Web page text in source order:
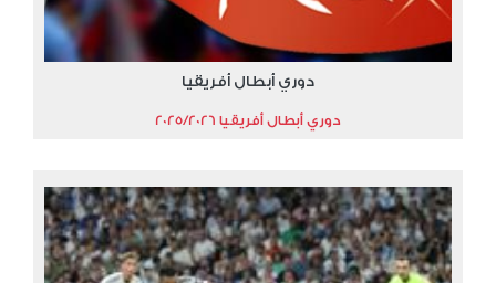
دوري أبطال أفريقيا
دوري أبطال أفريقيا 2025/2026